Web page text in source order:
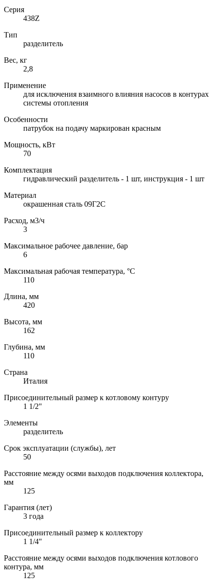
Серия
438Z
Тип
разделитель
Вес, кг
2,8
Применение
для исключения взаимного влияния насосов в контурах
системы отопления
Особенности
патрубок на подачу маркирован красным
Мощность, кВт
70
Комплектация
гидравлический разделитель - 1 шт, инструкция - 1 шт
Материал
окрашенная сталь 09Г2С
Расход, м3/ч
3
Максимальное рабочее давление, бар
6
Максимальная рабочая температура, °C
110
Длина, мм
420
Высота, мм
162
Глубина, мм
110
Страна
Италия
Присоединительный размер к котловому контуру
1 1/2"
Элементы
разделитель
Срок эксплуатации (службы), лет
50
Расстояние между осями выходов подключения коллектора,
мм
125
Гарантия (лет)
3 года
Присоединительный размер к коллектору
1 1/4"
Расстояние между осями выходов подключения котлового
контура, мм
125